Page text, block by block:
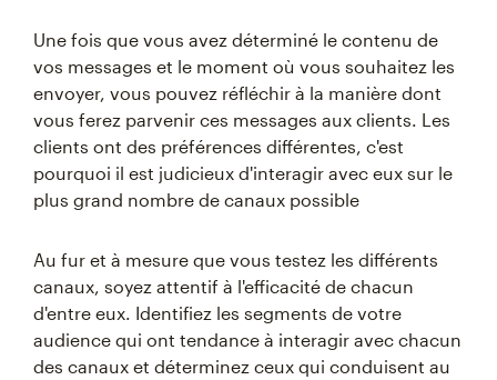
Une fois que vous avez déterminé le contenu de
vos messages et le moment où vous souhaitez les
envoyer, vous pouvez réfléchir à la manière dont
vous ferez parvenir ces messages aux clients. Les
clients ont des préférences différentes, c'est
pourquoi il est judicieux d'interagir avec eux sur le
plus grand nombre de canaux possible
Au fur et à mesure que vous testez les différents
canaux, soyez attentif à l'efficacité de chacun
d'entre eux. Identifiez les segments de votre
audience qui ont tendance à interagir avec chacun
des canaux et déterminez ceux qui conduisent au